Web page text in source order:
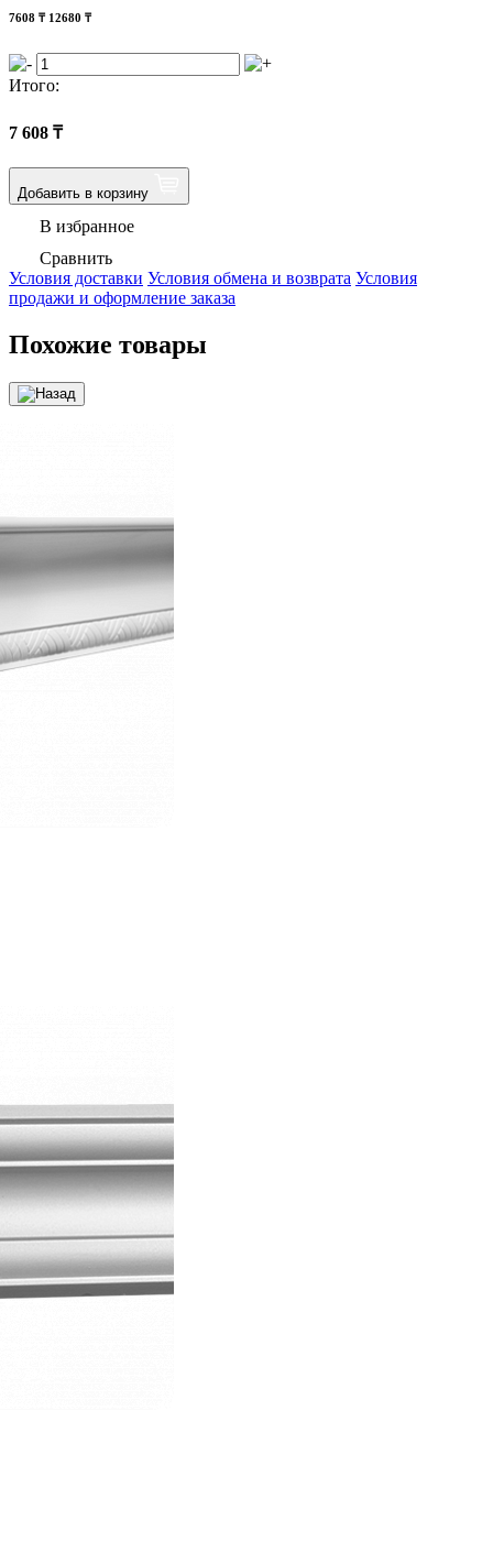
7608 ₸ 12680 ₸
Итого:
7 608 ₸
Добавить в корзину
В избранное
Сравнить
Условия доставки Условия обмена и возврата Условия
продажи и оформление заказа
Похожие товары